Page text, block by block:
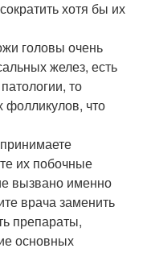
хотя бы их
головы очень
желез, есть
то
фолликулов, что
их побочные
вызвано именно
врача заменить
препараты,
основных